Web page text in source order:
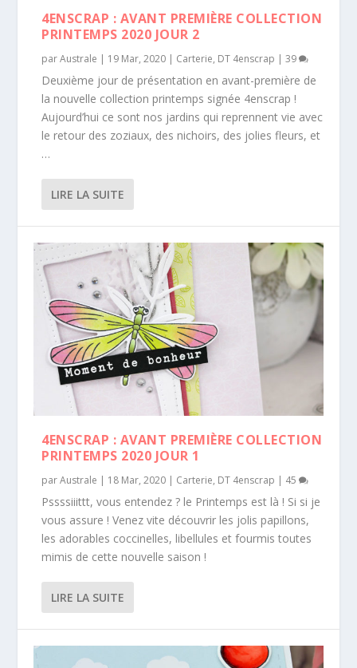
4ENSCRAP : AVANT PREMIÈRE COLLECTION
PRINTEMPS 2020 JOUR 2
parAustrale | 19 Mar, 2020 | Carterie, DT 4enscrap |39
Deuxième jour de présentation en avant-première de
la nouvelle collection printemps signée 4enscrap !
Aujourd’hui ce sont nos jardins qui reprennent vie avec
le retour des zoziaux, des nichoirs, des jolies fleurs, et
…
LIRE LA SUITE
4ENSCRAP : AVANT PREMIÈRE COLLECTION
PRINTEMPS 2020 JOUR 1
parAustrale | 18 Mar, 2020 | Carterie, DT 4enscrap | 45
Pssssiiittt, vous entendez ? le Printemps est là ! Si si je
vous assure ! Venez vite découvrir les jolis papillons,
les adorables coccinelles, libellules et fourmis toutes
mimis de cette nouvelle saison !
LIRE LA SUITE